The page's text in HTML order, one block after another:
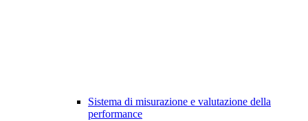
Sistema di misurazione e valutazione della
performance